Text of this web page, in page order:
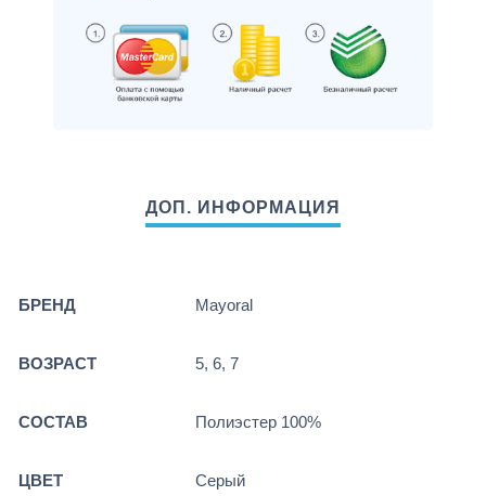
БРЕНД Mayoral
ВОЗРАСТ 5, 6, 7
СОСТАВ Полиэстер 100%
ЦВЕТ Серый